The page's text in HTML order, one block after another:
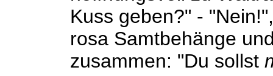
Kuss geben?" -
rosa Samtbehänge
zusammen: "Du sollst